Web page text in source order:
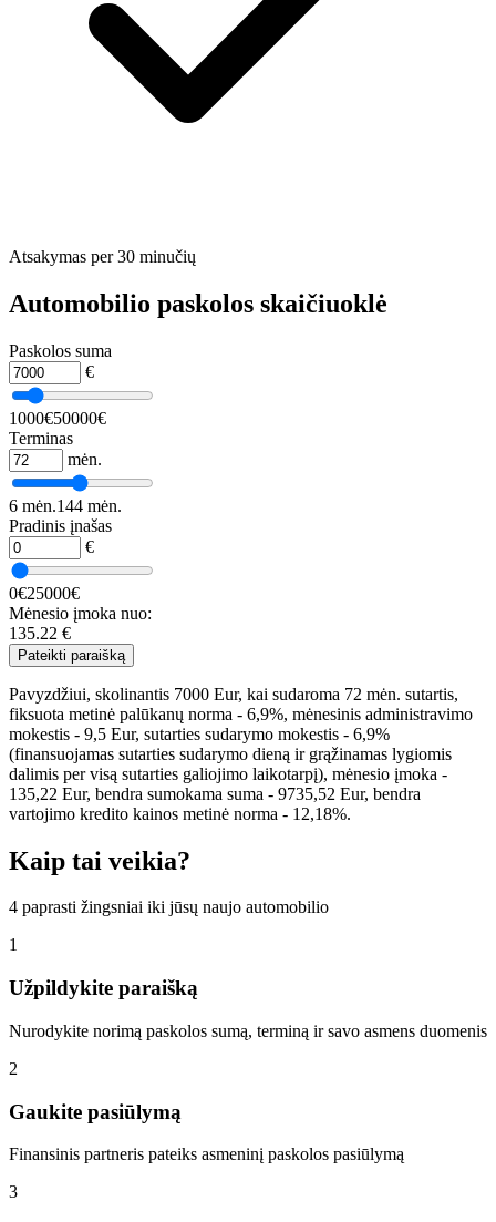
Atsakymas per 30 minučių
Automobilio paskolos skaičiuoklė
Paskolos suma
€
1000€50000€
Terminas
mėn.
6 mėn.144 mėn.
Pradinis įnašas
€
0€25000€
Mėnesio įmoka nuo:
135.22 €
Pateikti paraišką
Pavyzdžiui, skolinantis 7000 Eur, kai sudaroma 72 mėn. sutartis,
fiksuota metinė palūkanų norma - 6,9%, mėnesinis administravimo
mokestis - 9,5 Eur, sutarties sudarymo mokestis - 6,9%
(finansuojamas sutarties sudarymo dieną ir grąžinamas lygiomis
dalimis per visą sutarties galiojimo laikotarpį), mėnesio įmoka -
135,22 Eur, bendra sumokama suma - 9735,52 Eur, bendra
vartojimo kredito kainos metinė norma - 12,18%.
Kaip tai veikia?
4 paprasti žingsniai iki jūsų naujo automobilio
1
Užpildykite paraišką
Nurodykite norimą paskolos sumą, terminą ir savo asmens duomenis
2
Gaukite pasiūlymą
Finansinis partneris pateiks asmeninį paskolos pasiūlymą
3